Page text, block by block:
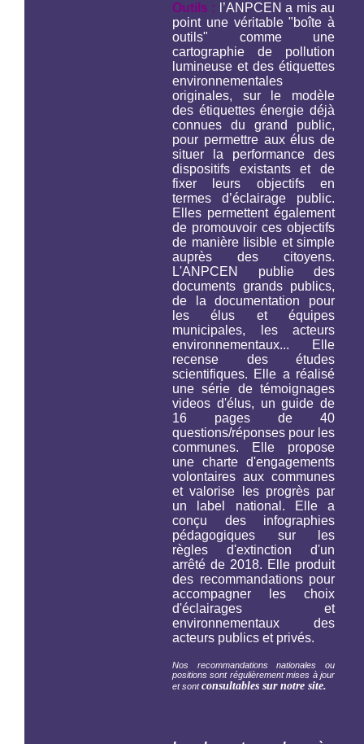
Outils :
l’ANPCEN a mis au
point une véritable "boîte à
outils" comme une
cartographie de pollution
lumineuse et des étiquettes
environnementales
originales, sur le modèle
des étiquettes énergie déjà
connues du grand public,
pour permettre aux élus de
situer la performance des
dispositifs existants et de
fixer leurs objectifs en
termes d’éclairage public.
Elles permettent également
de promouvoir ces objectifs
de manière lisible et simple
auprès des citoyens.
L'ANPCEN publie des
documents grands publics,
de la documentation pour
les élus et équipes
municipales, les acteurs
environnementaux... Elle
recense des études
scientifiques. Elle a réalisé
une série de témoignages
videos d'élus, un guide de
16 pages de 40
questions/réponses pour les
communes. Elle propose
une charte d'engagements
volontaires aux communes
et valorise les progrès par
un label national. Elle a
conçu des infographies
pédagogiques sur les
règles d'extinction d'un
arrêté de 2018. Elle produit
des recommandations pour
accompagner les choix
d'éclairages et
environnementaux des
acteurs publics et privés.
Nos recommandations nationales ou
positions sont régulièrement mises à jour
et sontconsultables sur notre site.